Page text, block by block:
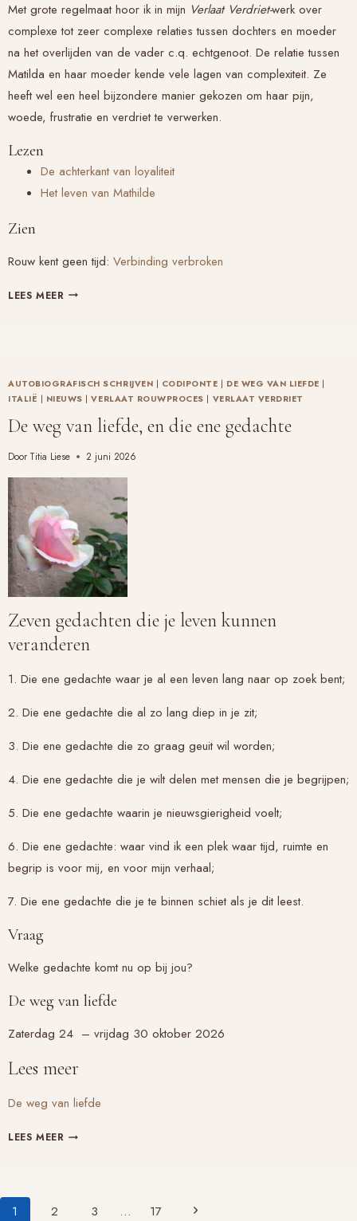
Met grote regelmaat hoor ik in mijn Verlaat Verdriet-werk over
complexe tot zeer complexe relaties tussen dochters en moeder
na het overlijden van de vader c.q. echtgenoot. De relatie tussen
Matilda en haar moeder kende vele lagen van complexiteit. Ze
heeft wel een heel bijzondere manier gekozen om haar pijn,
woede, frustratie en verdriet te verwerken.
Lezen
De achterkant van loyaliteit
Het leven van Mathilde
Zien
Rouw kent geen tijd: Verbinding verbroken
LEES MEER SYMBOLISCHE
INTIMITEIT
AUTOBIOGRAFISCH SCHRIJVEN | CODIPONTE | DE WEG VAN LIEFDE |
ITALIË | NIEUWS |VERLAAT ROUWPROCES | VERLAAT VERDRIET
De weg van liefde, en die ene gedachte
Door Titia Liese 2 juni 2026
Zeven gedachten die je leven kunnen
veranderen
1. Die ene gedachte waar je al een leven lang naar op zoek bent;
2. Die ene gedachte die al zo lang diep in je zit;
3. Die ene gedachte die zo graag geuit wil worden;
4. Die ene gedachte die je wilt delen met mensen die je begrijpen;
5. Die ene gedachte waarin je nieuwsgierigheid voelt;
6. Die ene gedachte: waar vind ik een plek waar tijd, ruimte en
begrip is voor mij, en voor mijn verhaal;
7. Die ene gedachte die je te binnen schiet als je dit leest.
Vraag
Welke gedachte komt nu op bij jou?
De weg van liefde
Zaterdag 24 – vrijdag 30 oktober 2026
Lees meer
De weg van liefde
LEES MEER DE
Paginanavigatie
1 2 3 … 17
Volgende